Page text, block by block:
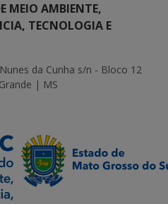
MEIO AMBIENTE,
TECNOLOGIA E
da Cunha s/n - Bloco 12
| MS